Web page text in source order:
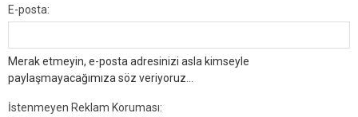
E-posta:
Merak etmeyin, e-posta adresinizi asla kimseyle
paylaşmayacağımıza söz veriyoruz...
İstenmeyen Reklam Koruması: